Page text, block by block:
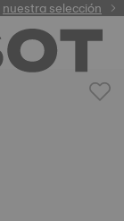
nuestra selección
digital